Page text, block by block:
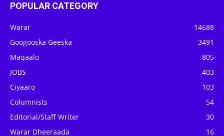
POPULAR CATEGORY
Warar
14688
Googooska Geeska
3491
Maqaalo
805
JOBS
403
Ciyaaro
103
Columnists
54
Editorial/Staff Writer
30
Warar Dheeraada
16